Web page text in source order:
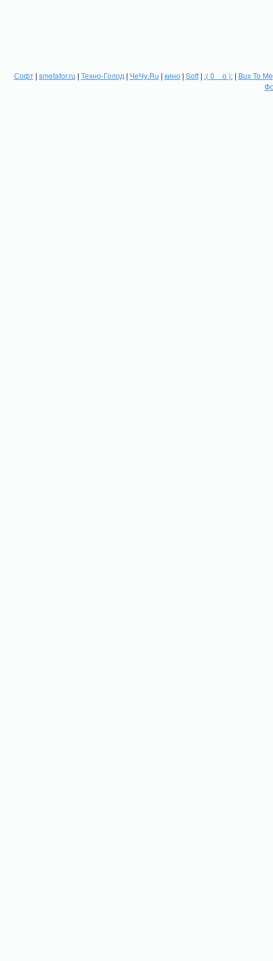
Софт| smetafor.ru | Техно-Голод | ЧеЧу.Ru | кино| Soft| :( 0 _ о ):| Bux To Me